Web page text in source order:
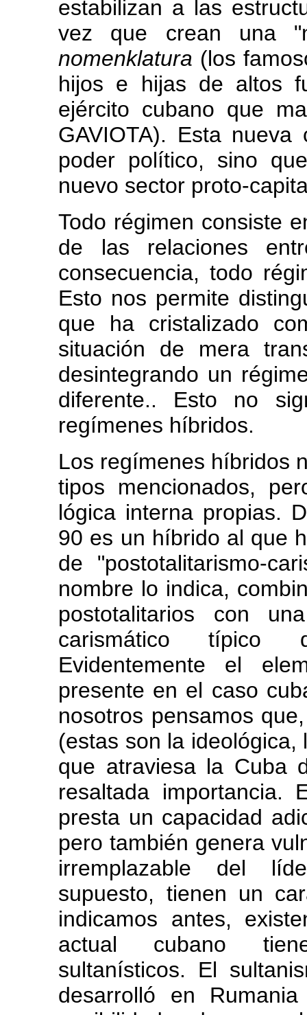
estabilizan a las
vez que crean una
nomenklatura (los
hijos e hijas de altos
ejército cubano que
GAVIOTA). Esta
poder político, sino
nuevo sector proto-
Todo régimen consiste
de las relaciones
consecuencia, todo
Esto nos permite
que ha cristalizado
situación de mera
desintegrando un
diferente.. Esto no
regímenes híbridos.
Los regímenes híbridos
tipos mencionados,
lógica interna propias.
90 es un híbrido al que
de "postotalitarismo-
nombre lo indica,
postotalitarios con
carismático típico
Evidentemente el
presente en el caso
nosotros pensamos
(estas son la
que atraviesa la Cuba
resaltada importancia.
presta un capacidad
pero también genera
irremplazable del
supuesto, tienen un
indicamos antes,
actual cubano
sultanísticos. El
desarrolló en